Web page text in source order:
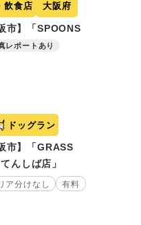
飲食店 大阪府
市】「SPOONS
レポートあり
ドッグラン
市】「GRASS
んしば店」
ア分けなし
有料